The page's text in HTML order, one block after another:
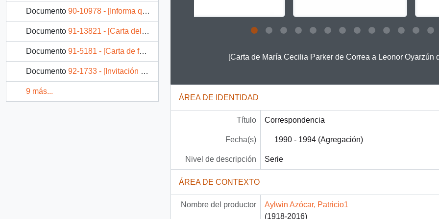
Documento 90-10978 - [Informa que se entregarán juguetes a los niños de INTEGRA]
Documento 91-13821 - [Carta del respuesta del Gabinete de la Señora Leonor Oyarzún de Aylwin dirigida al Jefe del Gabinete Presidencial]
Documento 91-5181 - [Carta de funcionarias de los Consultorios de Salud de la I.Municipalidad de Quillota]
Documento 92-1733 - [Invitación de la Corporación Cultural "Semanas Musicales" de Frutillar]
9 más...
[Carta de María Cecilia Parker de Correa a Leonor Oyarzún
ÁREA DE IDENTIDAD
Título Correspondencia
Fecha(s) 1990 - 1994 (Agregación)
Nivel de descripción Serie
ÁREA DE CONTEXTO
Nombre del productor
Aylwin Azócar, Patricio1
(1918-2016)